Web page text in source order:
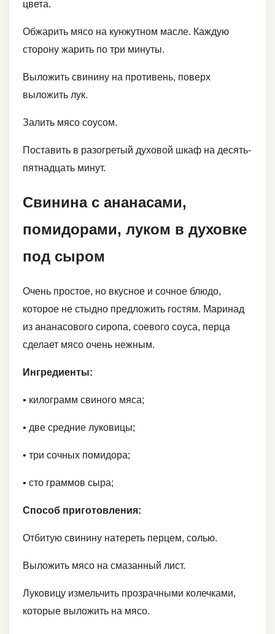
цвета.
Обжарить мясо на кунжутном масле. Каждую
сторону жарить по три минуты.
Выложить свинину на противень, поверх
выложить лук.
Залить мясо соусом.
Поставить в разогретый духовой шкаф на десять-
пятнадцать минут.
Свинина с ананасами,
помидорами, луком в духовке
под сыром
Очень простое, но вкусное и сочное блюдо,
которое не стыдно предложить гостям. Маринад
из ананасового сиропа, соевого соуса, перца
сделает мясо очень нежным.
Ингредиенты:
• килограмм свиного мяса;
• две средние луковицы;
• три сочных помидора;
• сто граммов сыра;
Способ приготовления:
Отбитую свинину натереть перцем, солью.
Выложить мясо на смазанный лист.
Луковицу измельчить прозрачными колечками,
которые выложить на мясо.